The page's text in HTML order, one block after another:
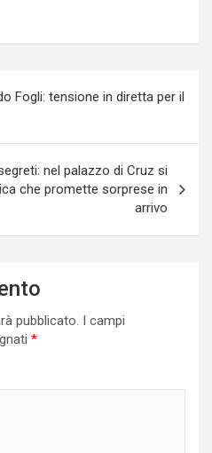
Fogli: tensione in diretta per il
nel palazzo di Cruz si
che promette sorprese in
arrivo
pubblicato. I campi
*